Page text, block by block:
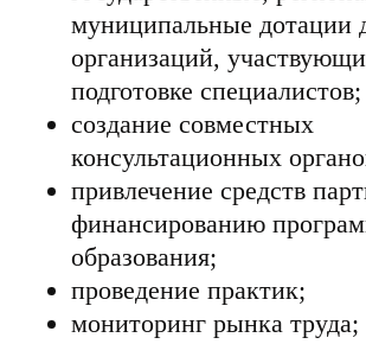
муниципальные дотации
организаций,
подготовке специалистов;
создание совместных
консультационных
привлечение средств
финансированию
образования;
проведение практик;
мониторинг рынка труда;